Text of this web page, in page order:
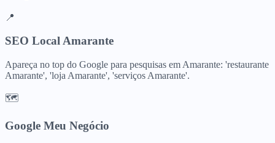
📍
SEO Local Amarante
Apareça no top do Google para pesquisas em Amarante: 'restaurante
Amarante', 'loja Amarante', 'serviços Amarante'.
🗺️
Google Meu Negócio